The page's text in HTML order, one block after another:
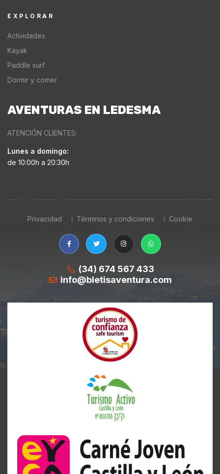
EXPLORAR
Actividades
Kayak
Paddle surf
Dormir y comer
AVENTURAS EN LEDESMA
ATENCIÓN CLIENTES:
Lunes a domingo:
de 10:00h a 20:30h
Privacidad Términos y condiciones Cookie
(34) 674 567 433
info@bletisaventura.com